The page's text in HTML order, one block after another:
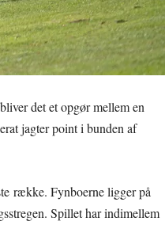
det et opgør mellem en
jagter point i bunden af
række. Fynboerne ligger på
Spillet har indimellem